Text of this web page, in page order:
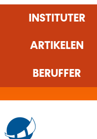
INSTITUTER
ARTIKELEN
BERUFFER